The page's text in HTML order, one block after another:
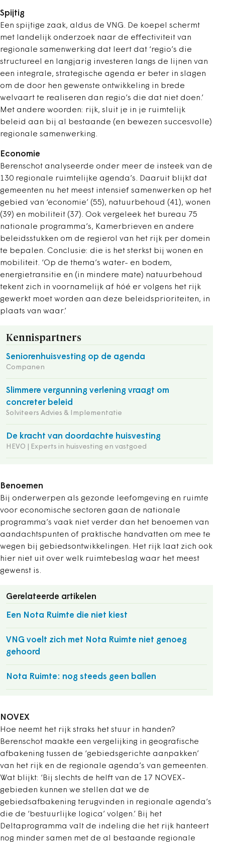
Spijtig
Een spijtige zaak, aldus de VNG. De koepel schermt
met landelijk onderzoek naar de effectiviteit van
regionale samenwerking dat leert dat ‘regio’s die
structureel en langjarig investeren langs de lijnen van
een integrale, strategische agenda er beter in slagen
om de door hen gewenste ontwikkeling in brede
welvaart te realiseren dan regio’s die dat niet doen.’
Met andere woorden: rijk, sluit je in je ruimtelijk
beleid aan bij al bestaande (en bewezen succesvolle)
regionale samenwerking.
Economie
Berenschot analyseerde onder meer de insteek van de
130 regionale ruimtelijke agenda’s. Daaruit blijkt dat
gemeenten nu het meest intensief samenwerken op het
gebied van ‘economie’ (55), natuurbehoud (41), wonen
(39) en mobiliteit (37). Ook vergeleek het bureau 75
nationale programma’s, Kamerbrieven en andere
beleidsstukken om de regierol van het rijk per domein
te bepalen. Conclusie: die is het sterkst bij wonen en
mobiliteit. ‘Op de thema’s water- en bodem,
energietransitie en (in mindere mate) natuurbehoud
tekent zich in voornamelijk af hóé er volgens het rijk
gewerkt moet worden aan deze beleidsprioriteiten, in
plaats van waar.’
Kennispartners
Seniorenhuisvesting op de agenda
Companen
Slimmere vergunning verlening vraagt om
concreter beleid
Solviteers Advies & Implementatie
De kracht van doordachte huisvesting
HEVO | Experts in huisvesting en vastgoed
Benoemen
Bij onderwerpen als gezonde leefomgeving en ruimte
voor economische sectoren gaan de nationale
programma’s vaak niet verder dan het benoemen van
aandachtspunten of praktische handvatten om mee te
wegen bij gebiedsontwikkelingen. Het rijk laat zich ook
hier niet uit over welk ruimtebeslag waar het meest
gewenst is.
Gerelateerde artikelen
Een Nota Ruimte die niet kiest
VNG voelt zich met Nota Ruimte niet genoeg
gehoord
Nota Ruimte: nog steeds geen ballen
NOVEX
Hoe neemt het rijk straks het stuur in handen?
Berenschot maakte een vergelijking in geografische
afbakening tussen de ‘gebiedsgerichte aanpakken’
van het rijk en de regionale agenda’s van gemeenten.
Wat blijkt: ‘Bij slechts de helft van de 17 NOVEX-
gebieden kunnen we stellen dat we de
gebiedsafbakening terugvinden in regionale agenda’s
die de ‘bestuurlijke logica’ volgen.’ Bij het
Deltaprogramma valt de indeling die het rijk hanteert
nog minder samen met de al bestaande regionale